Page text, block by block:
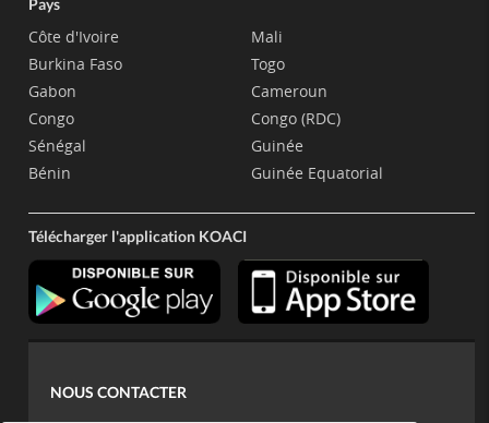
Pays
Côte d'Ivoire
Burkina Faso
Gabon
Congo
Sénégal
Bénin
Mali
Togo
Cameroun
Congo (RDC)
Guinée
Guinée Equatorial
Télécharger l'application KOACI
NOUS CONTACTER